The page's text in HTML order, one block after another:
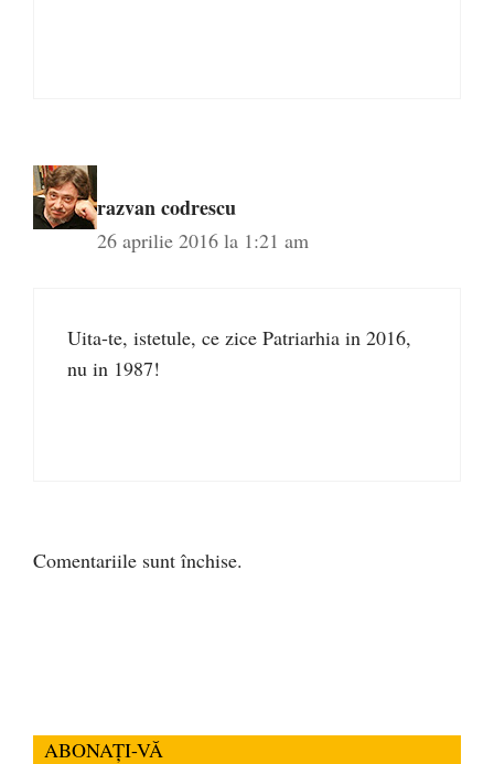
razvan codrescu
26 aprilie 2016 la 1:21 am
Uita-te, istetule, ce zice Patriarhia in 2016,
nu in 1987!
Comentariile sunt închise.
ABONAȚI-VĂ